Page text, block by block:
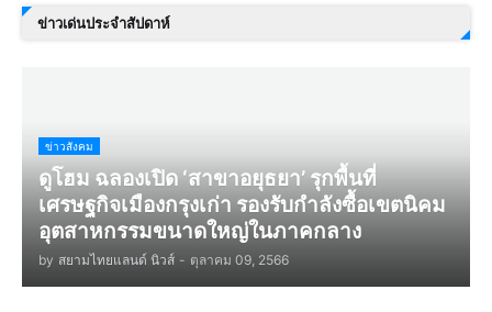
ข่าวเด่นประจำสัปดาห์
ข่าวสังคม
ดูโฮม ฉลองเปิด ‘สาขาอยุธยา’ รุกพื้นที่
เศรษฐกิจเมืองกรุงเก่า รองรับกำลังซื้อเขตนิคม
อุตสาหกรรมขนาดใหญ่ในภาคกลาง
by สยามไทยแลนด์ นิวส์ - ตุลาคม 09, 2566